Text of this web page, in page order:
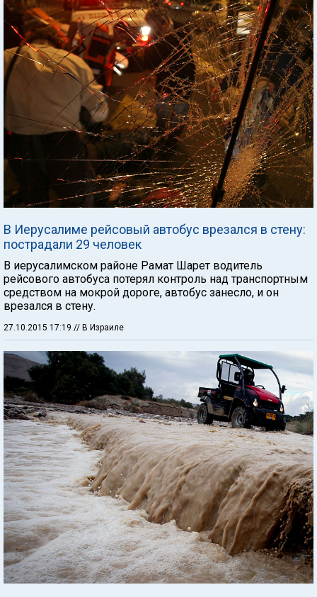
В Иерусалиме рейсовый автобус врезался в стену:
пострадали 29 человек
В иерусалимском районе Рамат Шарет водитель
рейсового автобуса потерял контроль над транспортным
средством на мокрой дороге, автобус занесло, и он
врезался в стену.
27.10.2015 17:19 // В Израиле